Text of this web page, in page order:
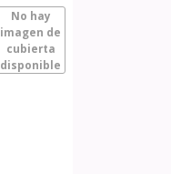
No hay
imagen de
cubierta
disponible